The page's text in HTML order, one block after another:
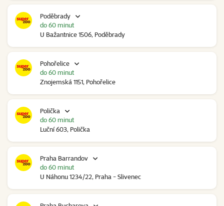
Poděbrady
U Bažantnice 1506, Poděbrady
do 60 minut
Pohořelice
Znojemská 1151, Pohořelice
do 60 minut
Polička
Luční 603, Polička
do 60 minut
Praha Barrandov
U Náhonu 1234/22, Praha - Slivenec
do 60 minut